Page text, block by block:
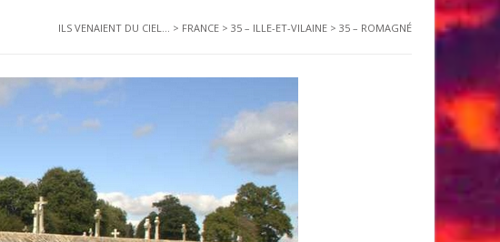
ILS VENAIENT DU CIEL... > FRANCE > 35 – ILLE-ET-VILAINE > 35 – ROMAGNÉ